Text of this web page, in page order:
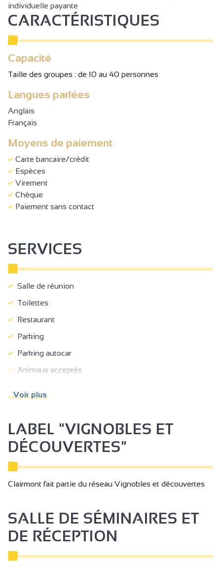
Possibilité de prolonger cette expérience avec une nuit
insolite ou classique en chambre d’hôtes, en semaine ou
Dégustation sans réservation, du lundi au samedi, pendant
les horaires d’ouverture.
privatisation du caveau ; merci de nous contacter.
individuelle payante
CARACTÉRISTIQUES
Capacité
Taille des groupes : de 10 au 40 personnes
Langues parlées
Anglais
Français
Moyens de paiement
Carte bancaire/crédit
Espèces
Virement
Chèque
Paiement sans contact
SERVICES
Salle de réunion
Toilettes
Restaurant
Parking
Parking autocar
Animaux acceptés
Location de salles
Visites guidées
Visites pédagogiques
Boutique en ligne
Accès Internet privatif Wifi
Personnel d’accueil sensibilisé à l’accueil des
personnes en situation de handicap
Voir plus
LABEL "VIGNOBLES ET
DÉCOUVERTES"
Clairmont fait partie du réseau Vignobles et découvertes
SALLE DE SÉMINAIRES ET
DE RÉCEPTION